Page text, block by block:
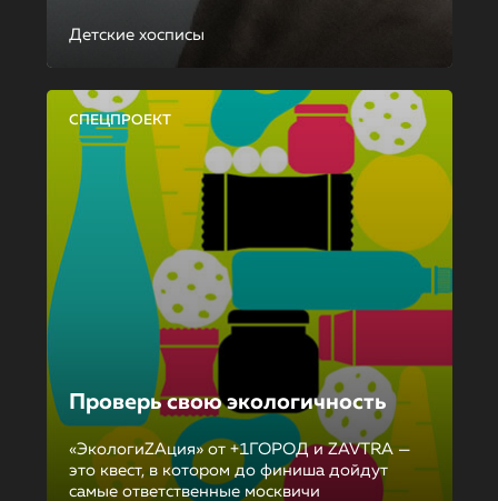
Детские хосписы
СПЕЦПРОЕКТ
Проверь свою экологичность
«ЭкологиZAция» от +1ГОРОД и ZAVTRA —
это квест, в котором до финиша дойдут
самые ответственные москвичи